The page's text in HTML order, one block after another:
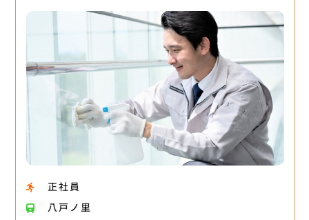
正社員
八戸ノ里